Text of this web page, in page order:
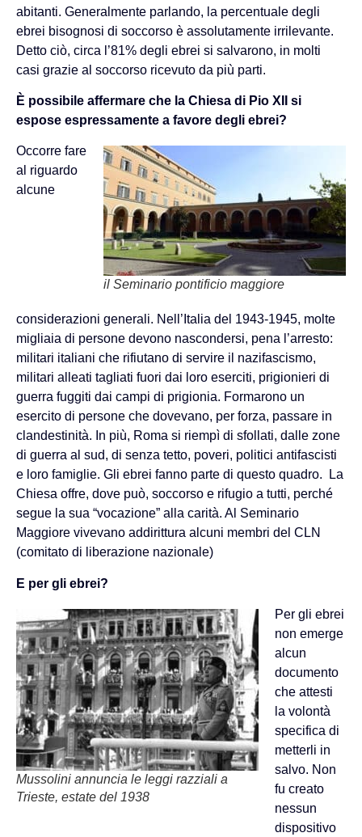
abitanti. Generalmente parlando, la percentuale degli
ebrei bisognosi di soccorso è assolutamente irrilevante.
Detto ciò, circa l’81% degli ebrei si salvarono, in molti
casi grazie al soccorso ricevuto da più parti.
È possibile affermare che la Chiesa di Pio XII si
espose espressamente a favore degli ebrei?
il Seminario pontificio maggiore
Occorre fare
al riguardo
alcune
considerazioni generali. Nell’Italia del 1943-1945, molte
migliaia di persone devono nascondersi, pena l’arresto:
militari italiani che rifiutano di servire il nazifascismo,
militari alleati tagliati fuori dai loro eserciti, prigionieri di
guerra fuggiti dai campi di prigionia. Formarono un
esercito di persone che dovevano, per forza, passare in
clandestinità. In più, Roma si riempì di sfollati, dalle zone
di guerra al sud, di senza tetto, poveri, politici antifascisti
e loro famiglie. Gli ebrei fanno parte di questo quadro. La
Chiesa offre, dove può, soccorso e rifugio a tutti, perché
segue la sua “vocazione” alla carità. Al Seminario
Maggiore vivevano addirittura alcuni membri del CLN
(comitato di liberazione nazionale)
E per gli ebrei?
Mussolini annuncia le leggi razziali a
Trieste, estate del 1938
Per gli ebrei
non emerge
alcun
documento
che attesti
la volontà
specifica di
metterli in
salvo. Non
fu creato
nessun
dispositivo